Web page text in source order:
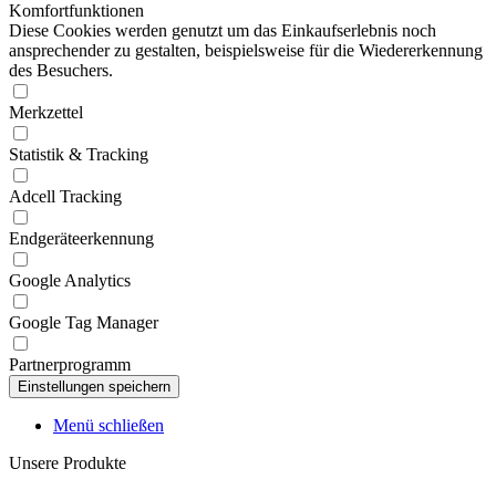
Komfortfunktionen
Diese Cookies werden genutzt um das Einkaufserlebnis noch
ansprechender zu gestalten, beispielsweise für die Wiedererkennung
des Besuchers.
Merkzettel
Statistik & Tracking
Adcell Tracking
Endgeräteerkennung
Google Analytics
Google Tag Manager
Partnerprogramm
Menü schließen
Unsere Produkte